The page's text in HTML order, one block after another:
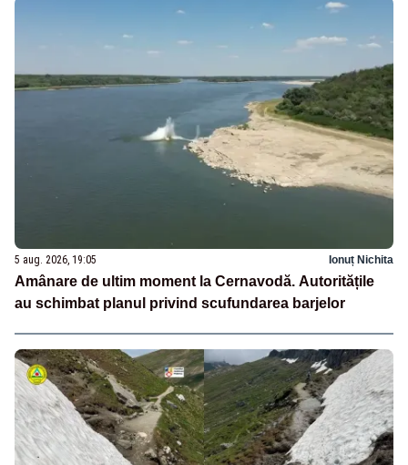
5 aug. 2026, 19:05 Ionuț Nichita
Amânare de ultim moment la Cernavodă. Autoritățile
au schimbat planul privind scufundarea barjelor